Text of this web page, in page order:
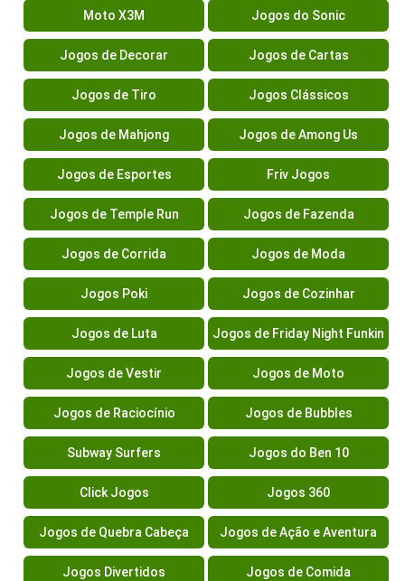
Moto X3M Jogos do Sonic
Jogos de Decorar Jogos de Cartas
Jogos de Tiro Jogos Clássicos
Jogos de Mahjong Jogos de Among Us
Jogos de Esportes Friv Jogos
Jogos de Temple Run Jogos de Fazenda
Jogos de Corrida Jogos de Moda
Jogos Poki Jogos de Cozinhar
Jogos de Luta Jogos de Friday Night Funkin
Jogos de Vestir Jogos de Moto
Jogos de Raciocínio Jogos de Bubbles
Subway Surfers Jogos do Ben 10
Click Jogos Jogos 360
Jogos de Quebra Cabeça Jogos de Ação e Aventura
Jogos Divertidos Jogos de Comida